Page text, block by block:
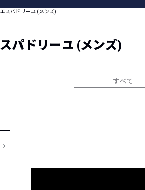
特集記事
コーディネート
スパドリーユ (メンズ)
パドリーユ (メンズ)
すべて